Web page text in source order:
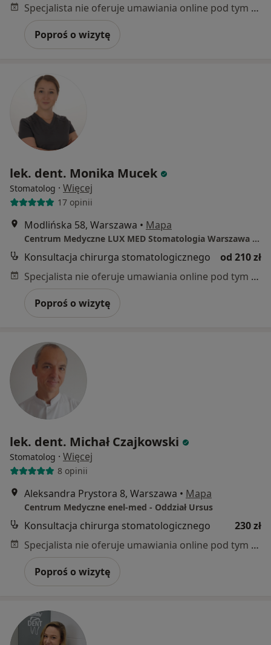
Specjalista nie oferuje umawiania online pod tym adresem.
Poproś o wizytę
lek. dent. Monika Mucek
Stomatolog · Więcej
17 opinii
Modlińska 58, Warszawa • Mapa
Centrum Medyczne LUX MED Stomatologia Warszawa - Modlińska 58
Konsultacja chirurga stomatologicznego
od 210 zł
Specjalista nie oferuje umawiania online pod tym adresem.
Poproś o wizytę
lek. dent. Michał Czajkowski
Stomatolog · Więcej
8 opinii
Aleksandra Prystora 8, Warszawa • Mapa
Centrum Medyczne enel-med - Oddział Ursus
Konsultacja chirurga stomatologicznego
230 zł
Specjalista nie oferuje umawiania online pod tym adresem.
Poproś o wizytę